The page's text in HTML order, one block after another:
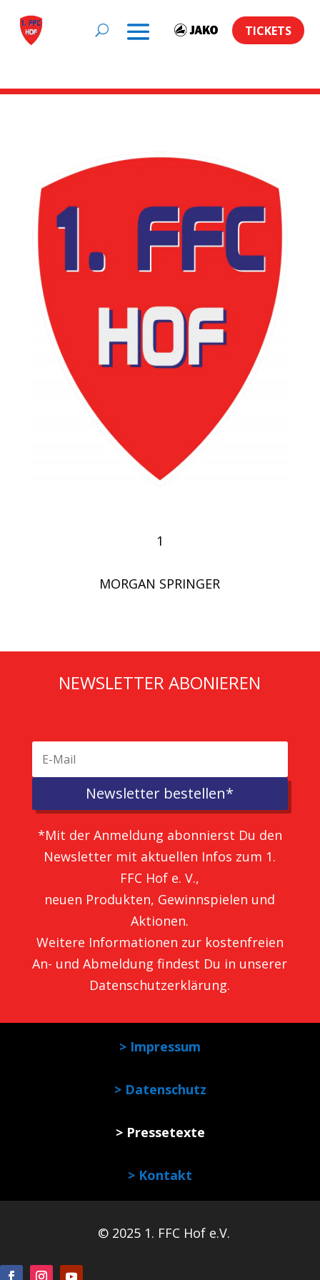
TICKETS
1
MORGAN SPRINGER
NEWSLETTER ABONIEREN
Newsletter bestellen*
*Mit der Anmeldung abonnierst Du den
Newsletter mit aktuellen Infos zum 1.
FFC Hof e. V.,
neuen Produkten, Gewinnspielen und
Aktionen.
Weitere Informationen zur kostenfreien
An- und Abmeldung findest Du in unserer
Datenschutzerklärung.
> Impressum
> Datenschutz
> Pressetexte
> Kontakt
© 2025 1. FFC Hof e.V.